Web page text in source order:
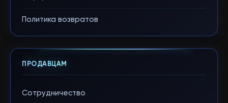
Политика возвратов
ПРОДАВЦАМ
Сотрудничество